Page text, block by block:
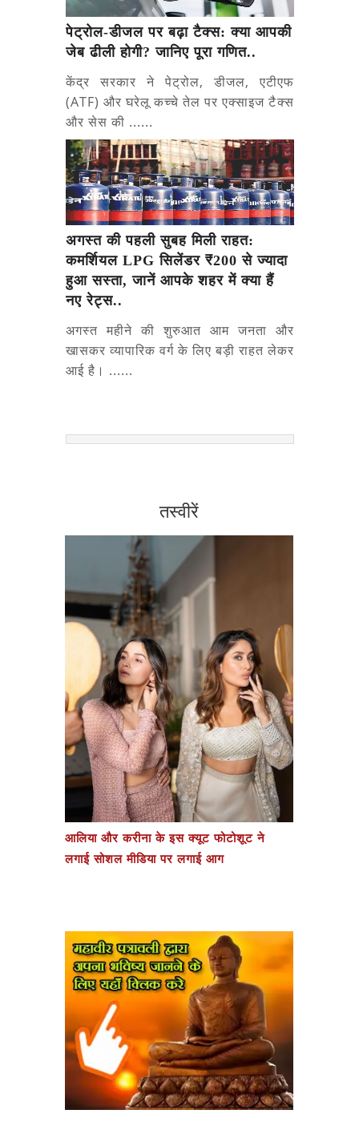
पेट्रोल-डीजल पर बढ़ा टैक्स: क्या आपकी
जेब ढीली होगी? जानिए पूरा गणित..
केंद्र सरकार ने पेट्रोल, डीजल, एटीएफ
(ATF) और घरेलू कच्चे तेल पर एक्साइज टैक्स
और सेस की ......
अगस्त की पहली सुबह मिली राहत:
कमर्शियल LPG सिलेंडर ₹200 से ज्यादा
हुआ सस्ता, जानें आपके शहर में क्या हैं
नए रेट्स..
अगस्त महीने की शुरुआत आम जनता और
खासकर व्यापारिक वर्ग के लिए बड़ी राहत लेकर
आई है। ......
तस्वीरें
आलिया और करीना के इस क्यूट फोटोशूट ने
लगाई सोशल मीडिया पर लगाई आग